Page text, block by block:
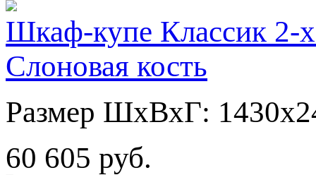
Шкаф-купе Классик 2-
Слоновая кость
Размер ШхВхГ:
60 605 руб.